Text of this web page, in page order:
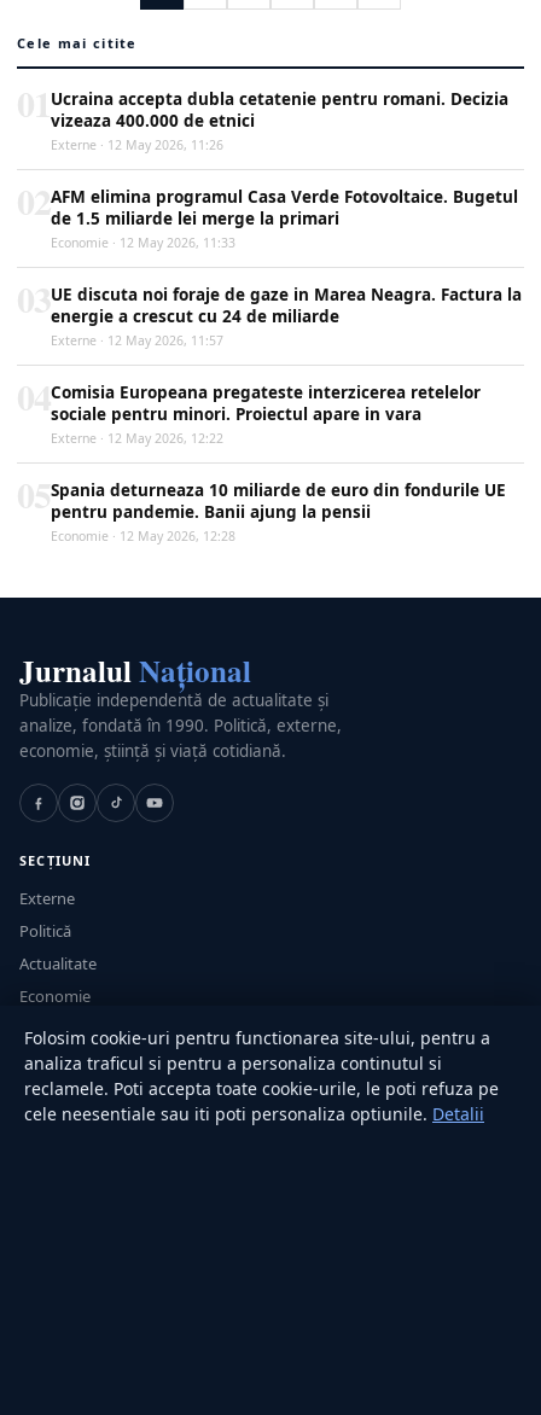
Cele mai citite
Ucraina accepta dubla cetatenie pentru romani. Decizia
vizeaza 400.000 de etnici
Externe · 12 May 2026, 11:26
AFM elimina programul Casa Verde Fotovoltaice. Bugetul
de 1.5 miliarde lei merge la primari
Economie · 12 May 2026, 11:33
UE discuta noi foraje de gaze in Marea Neagra. Factura la
energie a crescut cu 24 de miliarde
Externe · 12 May 2026, 11:57
Comisia Europeana pregateste interzicerea retelelor
sociale pentru minori. Proiectul apare in vara
Externe · 12 May 2026, 12:22
Spania deturneaza 10 miliarde de euro din fondurile UE
pentru pandemie. Banii ajung la pensii
Economie · 12 May 2026, 12:28
JurnalulNațional
Publicație independentă de actualitate și
analize, fondată în 1990. Politică, externe,
economie, știință și viață cotidiană.
SECȚIUNI
Externe
Politică
Actualitate
Economie
Sănătate
Utile
RUBRICI
Folosim cookie-uri pentru functionarea site-ului, pentru a
analiza traficul si pentru a personaliza continutul si
reclamele. Poti accepta toate cookie-urile, le poti refuza pe
cele neesentiale sau iti poti personaliza optiunile. Detalii